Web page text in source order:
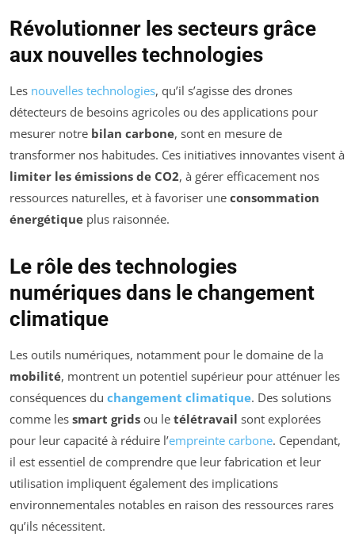
Révolutionner les secteurs grâce
aux nouvelles technologies
Les nouvelles technologies, qu’il s’agisse des drones
détecteurs de besoins agricoles ou des applications pour
mesurer notre bilan carbone, sont en mesure de
transformer nos habitudes. Ces initiatives innovantes visent à
limiter les émissions de CO2, à gérer efficacement nos
ressources naturelles, et à favoriser une consommation
énergétique plus raisonnée.
Le rôle des technologies
numériques dans le changement
climatique
Les outils numériques, notamment pour le domaine de la
mobilité, montrent un potentiel supérieur pour atténuer les
conséquences du changement climatique. Des solutions
comme les smart grids ou le télétravail sont explorées
pour leur capacité à réduire l’empreinte carbone. Cependant,
il est essentiel de comprendre que leur fabrication et leur
utilisation impliquent également des implications
environnementales notables en raison des ressources rares
qu’ils nécessitent.